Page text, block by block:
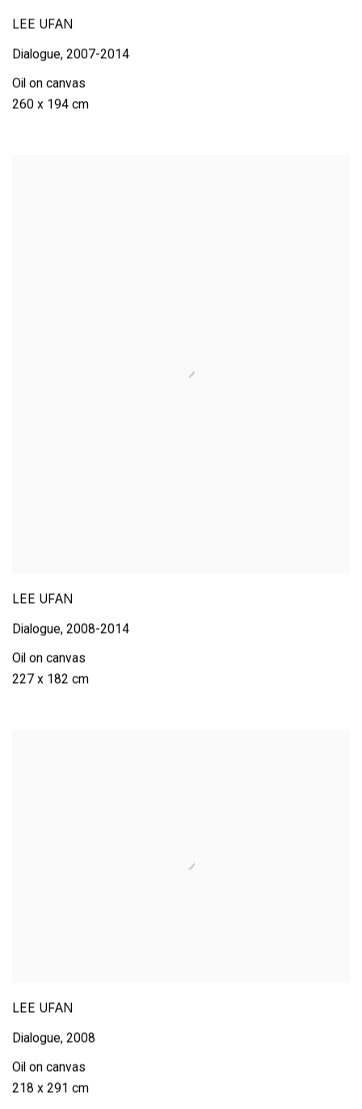
LEE UFAN
Dialogue, 2007-2014
Oil on canvas
260 x 194 cm
LEE UFAN
Dialogue, 2008-2014
Oil on canvas
227 x 182 cm
LEE UFAN
Dialogue, 2008
Oil on canvas
218 x 291 cm